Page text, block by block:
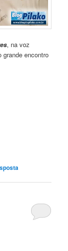
, na voz
grande encontro